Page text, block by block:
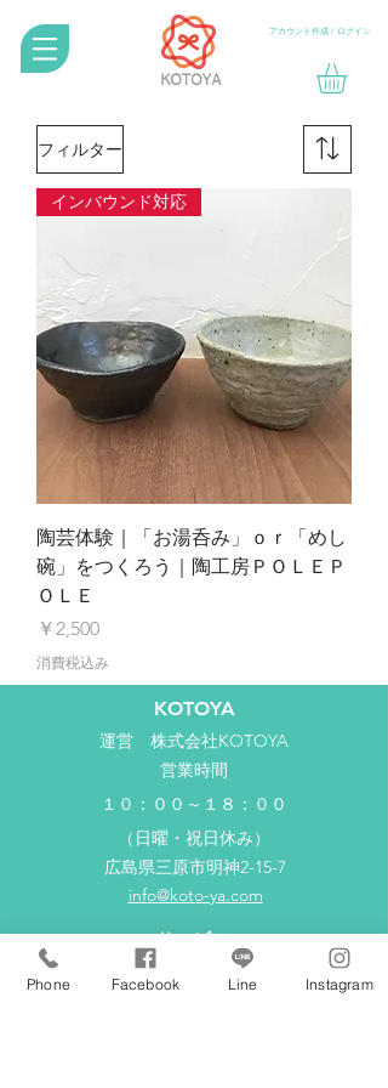
アカウント作成 / ログイン
フィルター
インバウンド対応
陶芸体験｜「お湯呑み」ｏｒ「めし
碗」をつくろう｜陶工房ＰＯＬＥＰ
ＯＬＥ
価格
￥2,500
消費税込み
KOTOYA
運営​ 株式会社KOTOYA
営業時間
１０：００～１８：００
（日曜・祝日休み）
広島県三原市明神2-15-7
info@koto-ya.com
サービス
KOTOYAとは？
Phone Facebook Line Instagram